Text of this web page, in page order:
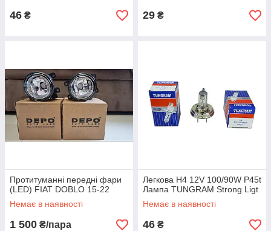
46 ₴ 29 ₴
Протитуманні передні фари
(LED) FIAT DOBLO 15-22
Немає в наявності
1 500 ₴/пара
Легкова H4 12V 100/90W P45t
Лампа TUNGRAM Strong Ligt
Немає в наявності
46 ₴